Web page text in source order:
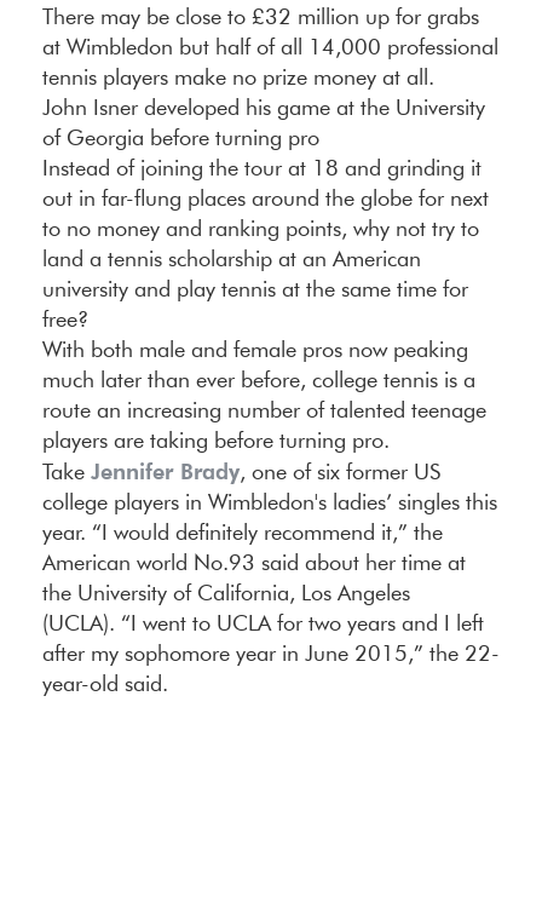
There may be close to £32 million up for grabs
at Wimbledon but half of all 14,000 professional
tennis players make no prize money at all.
John Isner developed his game at the University
of Georgia before turning pro
Instead of joining the tour at 18 and grinding it
out in far-flung places around the globe for next
to no money and ranking points, why not try to
land a tennis scholarship at an American
university and play tennis at the same time for
free?
With both male and female pros now peaking
much later than ever before, college tennis is a
route an increasing number of talented teenage
players are taking before turning pro.
Take Jennifer Brady, one of six former US
college players in Wimbledon's ladies’ singles this
year. “I would definitely recommend it,” the
American world No.93 said about her time at
the University of California, Los Angeles
(UCLA). “I went to UCLA for two years and I left
after my sophomore year in June 2015,” the 22-
year-old said.